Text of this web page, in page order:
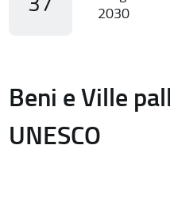
2030
Beni e Ville
UNESCO